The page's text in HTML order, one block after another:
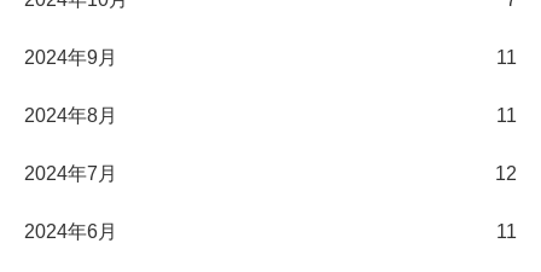
2024年9月 11
2024年8月 11
2024年7月 12
2024年6月 11